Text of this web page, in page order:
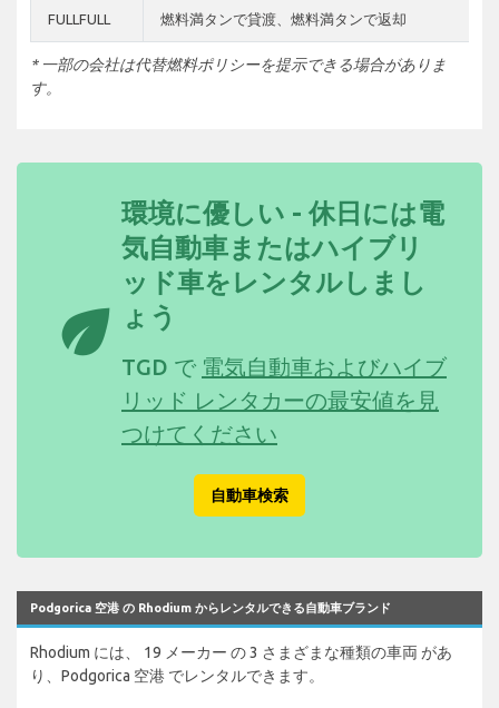
FULLFULL 燃料満タンで貸渡、燃料満タンで返却
* 一部の会社は代替燃料ポリシーを提示できる場合がありま
す。
eco
環境に優しい - 休日には電
気自動車またはハイブリ
ッド車をレンタルしまし
ょう
TGD で 電気自動車およびハイブ
リッド レンタカーの最安値を見
つけてください
自動車検索
Podgorica 空港 の Rhodium からレンタルできる自動車ブランド
Rhodium には、 19 メーカー の 3 さまざまな種類の車両 があ
り、Podgorica 空港 でレンタルできます。